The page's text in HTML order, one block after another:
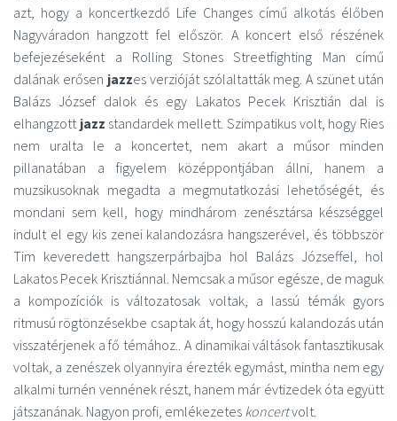
azt, hogy a koncertkezdő Life Changes című alkotás élőben
Nagyváradon hangzott fel először. A koncert első részének
befejezéseként a Rolling Stones Streetfighting Man című
dalának erősen jazzes verzióját szólaltatták meg. A szünet után
Balázs József dalok és egy Lakatos Pecek Krisztián dal is
elhangzott jazz standardek mellett. Szimpatikus volt, hogy Ries
nem uralta le a koncertet, nem akart a műsor minden
pillanatában a figyelem középpontjában állni, hanem a
muzsikusoknak megadta a megmutatkozási lehetőségét, és
mondani sem kell, hogy mindhárom zenésztársa készséggel
indult el egy kis zenei kalandozásra hangszerével, és többször
Tim keveredett hangszerpárbajba hol Balázs Józseffel, hol
Lakatos Pecek Krisztiánnal. Nemcsak a műsor egésze, de maguk
a kompozíciók is változatosak voltak, a lassú témák gyors
ritmusú rögtönzésekbe csaptak át, hogy hosszú kalandozás után
visszatérjenek a fő témához.. A dinamikai váltások fantasztikusak
voltak, a zenészek olyannyira érezték egymást, mintha nem egy
alkalmi turnén vennének részt, hanem már évtizedek óta együtt
játszanának. Nagyon profi, emlékezetes koncertvolt.